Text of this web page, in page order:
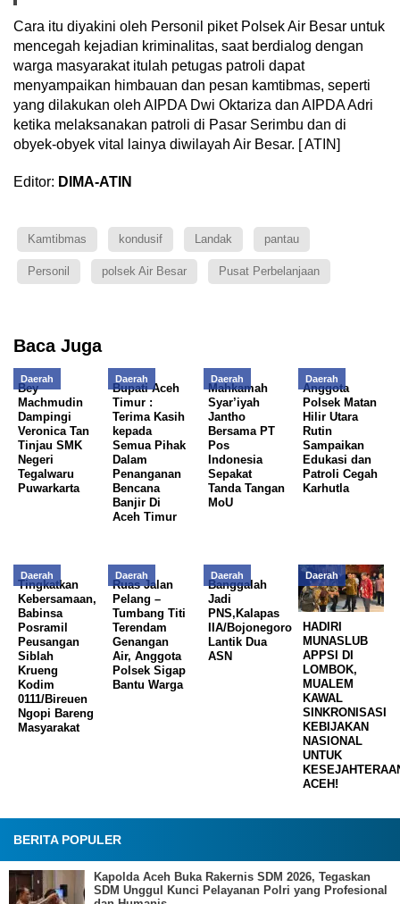
Cara itu diyakini oleh Personil piket Polsek Air Besar untuk
mencegah kejadian kriminalitas, saat berdialog dengan
warga masyarakat itulah petugas patroli dapat
menyampaikan himbauan dan pesan kamtibmas, seperti
yang dilakukan oleh AIPDA Dwi Oktariza dan AIPDA Adri
ketika melaksanakan patroli di Pasar Serimbu dan di
obyek-obyek vital lainya diwilayah Air Besar. [ ATIN]
Editor: DIMA-ATIN
Kamtibmas kondusif Landak pantau
Personil polsek Air Besar Pusat Perbelanjaan
Baca Juga
Daerah
Bey
Machmudin
Dampingi
Veronica Tan
Tinjau SMK
Negeri
Tegalwaru
Puwarkarta
Daerah
Bupati Aceh
Timur :
Terima Kasih
kepada
Semua Pihak
Dalam
Penanganan
Bencana
Banjir Di
Aceh Timur
Daerah
Mahkamah
Syar’iyah
Jantho
Bersama PT
Pos
Indonesia
Sepakat
Tanda Tangan
MoU
Daerah
Anggota
Polsek Matan
Hilir Utara
Rutin
Sampaikan
Edukasi dan
Patroli Cegah
Karhutla
Daerah
Tingkatkan
Kebersamaan,
Babinsa
Posramil
Peusangan
Siblah
Krueng
Kodim
0111/Bireuen
Ngopi Bareng
Masyarakat
Daerah
Ruas Jalan
Pelang –
Tumbang Titi
Terendam
Genangan
Air, Anggota
Polsek Sigap
Bantu Warga
Daerah
Banggalah
Jadi
PNS,Kalapas
IIA/Bojonegoro
Lantik Dua
ASN
Daerah
HADIRI
MUNASLUB
APPSI DI
LOMBOK,
MUALEM
KAWAL
SINKRONISASI
KEBIJAKAN
NASIONAL
UNTUK
ACEH!
BERITA POPULER
Kapolda Aceh Buka Rakernis SDM 2026, Tegaskan
SDM Unggul Kunci Pelayanan Polri yang Profesional